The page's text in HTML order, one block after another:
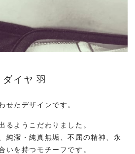
イヤ 羽
せたデザインです。
るようこだわりました。
純潔・純真無垢、不屈の精神、永
いを持つモチーフです。